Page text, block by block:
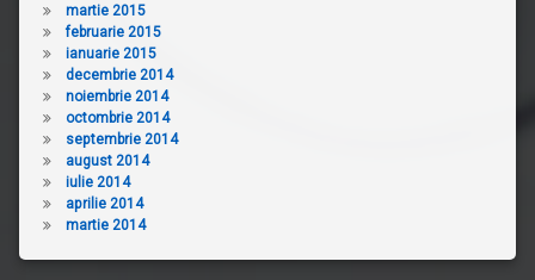
martie 2015
februarie 2015
ianuarie 2015
decembrie 2014
noiembrie 2014
octombrie 2014
septembrie 2014
august 2014
iulie 2014
aprilie 2014
martie 2014